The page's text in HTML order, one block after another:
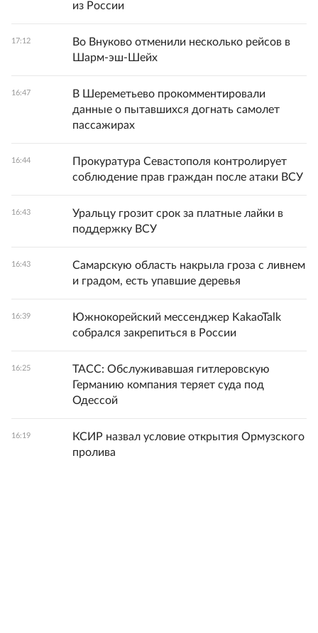
из России
17:12
Во Внуково отменили несколько рейсов в
Шарм-эш-Шейх
16:47
В Шереметьево прокомментировали
данные о пытавшихся догнать самолет
пассажирах
16:44
Прокуратура Севастополя контролирует
соблюдение прав граждан после атаки ВСУ
16:43
Уральцу грозит срок за платные лайки в
поддержку ВСУ
16:43
Самарскую область накрыла гроза с ливнем
и градом, есть упавшие деревья
16:39
Южнокорейский мессенджер KakaoTalk
собрался закрепиться в России
16:25
ТАСС: Обслуживавшая гитлеровскую
Германию компания теряет суда под
Одессой
16:19
КСИР назвал условие открытия Ормузского
пролива